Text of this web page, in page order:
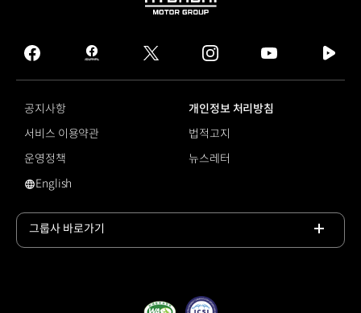
HYUNDAI
GROUP
facebook
hmg
journal
twitter instagram
tv
공지사항
개인정보 처리방침
서비스 이용약관
법적고지
운영정책
뉴스레터
#레드 닷 디자인 어워드
English
그룹사 바로가기